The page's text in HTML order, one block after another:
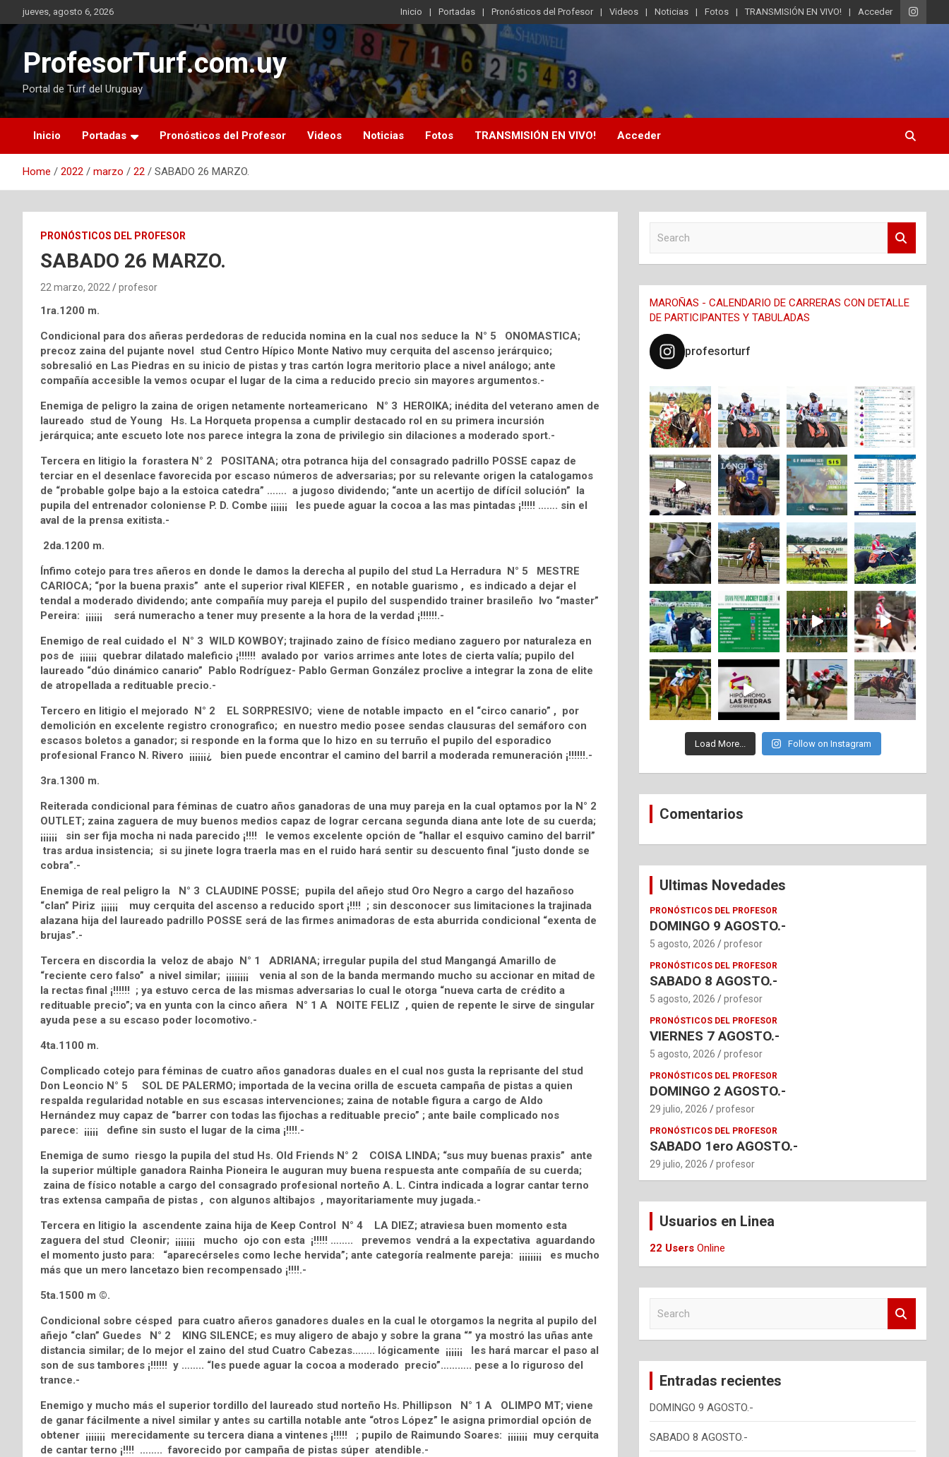
to
content
jueves, agosto 6, 2026 Inicio Portadas Pronósticos del Profesor Videos Noticias Fotos TRANSMISIÓN EN VIVO! Acceder
ProfesorTurf.com.uy
Portal de Turf del Uruguay
Inicio Portadas Pronósticos del Profesor Videos Noticias Fotos TRANSMISIÓN EN VIVO! Acceder
Home 2022 marzo 22 SABADO 26 MARZO.
PRONÓSTICOS DEL PROFESOR
SABADO 26 MARZO.
22 marzo, 2022 profesor
1ra.1200 m.
Condicional para dos añeras perdedoras de reducida nomina en la cual nos seduce la N° 5 ONOMASTICA;
precoz zaina del pujante novel stud Centro Hípico Monte Nativo muy cerquita del ascenso jerárquico;
sobresalió en Las Piedras en su inicio de pistas y tras cartón logra meritorio place a nivel análogo; ante
compañía accesible la vemos ocupar el lugar de la cima a reducido precio sin mayores argumentos.-
Enemiga de peligro la zaina de origen netamente norteamericano N° 3 HEROIKA; inédita del veterano amen de
laureado stud de Young Hs. La Horqueta propensa a cumplir destacado rol en su primera incursión
jerárquica; ante escueto lote nos parece integra la zona de privilegio sin dilaciones a moderado sport.-
Tercera en litigio la forastera N° 2 POSITANA; otra potranca hija del consagrado padrillo POSSE capaz de
terciar en el desenlace favorecida por escaso números de adversarias; por su relevante origen la catalogamos
de “probable golpe bajo a la estoica catedra” ……. a jugoso dividendo; “ante un acertijo de difícil solución” la
pupila del entrenador coloniense P. D. Combe ¡¡¡¡¡¡ les puede aguar la cocoa a las mas pintadas ¡!!!!! ……. sin el
aval de la prensa exitista.-
2da.1200 m.
Ínfimo cotejo para tres añeros en donde le damos la derecha al pupilo del stud La Herradura N° 5 MESTRE
CARIOCA; “por la buena praxis” ante el superior rival KIEFER , en notable guarismo , es indicado a dejar el
tendal a moderado dividendo; ante compañía muy pareja el pupilo del suspendido trainer brasileño Ivo “master”
Pereira: ¡¡¡¡¡¡ será numeracho a tener muy presente a la hora de la verdad ¡!!!!!!.-
Enemigo de real cuidado el N° 3 WILD KOWBOY; trajinado zaino de físico mediano zaguero por naturaleza en
pos de ¡¡¡¡¡¡ quebrar dilatado maleficio ¡!!!!!! avalado por varios arrimes ante lotes de cierta valía; pupilo del
laureado “dúo dinámico canario” Pablo Rodríguez- Pablo German González proclive a integrar la zona de elite
de atropellada a redituable precio.-
Tercero en litigio el mejorado N° 2 EL SORPRESIVO; viene de notable impacto en el “circo canario” , por
demolición en excelente registro cronografico; en nuestro medio posee sendas clausuras del semáforo con
escasos boletos a ganador; si responde en la forma que lo hizo en su terruño el pupilo del esporadico
profesional Franco N. Rivero ¡¡¡¡¡¡¿ bien puede encontrar el camino del barril a moderada remuneración ¡!!!!!!.-
3ra.1300 m.
Reiterada condicional para féminas de cuatro años ganadoras de una muy pareja en la cual optamos por la N° 2
OUTLET; zaina zaguera de muy buenos medios capaz de lograr cercana segunda diana ante lote de su cuerda;
¡¡¡¡¡¡ sin ser fija mocha ni nada parecido ¡!!!! le vemos excelente opción de “hallar el esquivo camino del barril”
tras ardua insistencia; si su jinete logra traerla mas en el ruido hará sentir su descuento final “justo donde se
cobra”.-
Enemiga de real peligro la N° 3 CLAUDINE POSSE; pupila del añejo stud Oro Negro a cargo del hazañoso
“clan” Piriz ¡¡¡¡¡¡ muy cerquita del ascenso a reducido sport ¡!!!! ; sin desconocer sus limitaciones la trajinada
alazana hija del laureado padrillo POSSE será de las firmes animadoras de esta aburrida condicional “exenta de
brujas”.-
Tercera en discordia la veloz de abajo N° 1 ADRIANA; irregular pupila del stud Mangangá Amarillo de
“reciente cero falso” a nivel similar; ¡¡¡¡¡¡¡¡ venia al son de la banda mermando mucho su accionar en mitad de
la rectas final ¡!!!!!! ; ya estuvo cerca de las mismas adversarias lo cual le otorga “nueva carta de crédito a
redituable precio”; va en yunta con la cinco añera N° 1 A NOITE FELIZ , quien de repente le sirve de singular
ayuda pese a su escaso poder locomotivo.-
4ta.1100 m.
Complicado cotejo para féminas de cuatro años ganadoras duales en el cual nos gusta la reprisante del stud
Don Leoncio N° 5 SOL DE PALERMO; importada de la vecina orilla de escueta campaña de pistas a quien
respalda regularidad notable en sus escasas intervenciones; zaina de notable figura a cargo de Aldo
Hernández muy capaz de “barrer con todas las fijochas a redituable precio” ; ante baile complicado nos
parece: ¡¡¡¡¡ define sin susto el lugar de la cima ¡!!!!.-
Enemiga de sumo riesgo la pupila del stud Hs. Old Friends N° 2 COISA LINDA; “sus muy buenas praxis” ante
la superior múltiple ganadora Rainha Pioneira le auguran muy buena respuesta ante compañía de su cuerda;
zaina de físico notable a cargo del consagrado profesional norteño A. L. Cintra indicada a lograr cantar terno
tras extensa campaña de pistas , con algunos altibajos , mayoritariamente muy jugada.-
Tercera en litigio la ascendente zaina hija de Keep Control N° 4 LA DIEZ; atraviesa buen momento esta
zaguera del stud Cleonir; ¡¡¡¡¡¡¡ mucho ojo con esta ¡!!!!! …….. prevemos vendrá a la expectativa aguardando
el momento justo para: “aparecérseles como leche hervida”; ante categoría realmente pareja: ¡¡¡¡¡¡¡¡ es mucho
más que un mero lancetazo bien recompensado ¡!!!!.-
5ta.1500 m ©.
Condicional sobre césped para cuatro añeros ganadores duales en la cual le otorgamos la negrita al pupilo del
añejo “clan” Guedes N° 2 KING SILENCE; es muy aligero de abajo y sobre la grana “” ya mostró las uñas ante
distancia similar; de lo mejor el zaino del stud Cuatro Cabezas…….. lógicamente ¡¡¡¡¡¡ les hará marcar el paso al
son de sus tambores ¡!!!!!! y …….. “les puede aguar la cocoa a moderado precio”……….. pese a lo riguroso del
trance.-
Enemigo y mucho más el superior tordillo del laureado stud norteño Hs. Phillipson N° 1 A OLIMPO MT; viene
de ganar fácilmente a nivel similar y antes su cartilla notable ante “otros López” le asigna primordial opción de
obtener ¡¡¡¡¡¡¡ merecidamente su tercera diana a vintenes ¡!!!!! ; pupilo de Raimundo Soares: ¡¡¡¡¡¡¡ muy cerquita
de cantar terno ¡!!!! …….. favorecido por campaña de pistas súper atendible.-
c
h
MAROÑAS - CALENDARIO DE CARRERAS CON DETALLE
DE PARTICIPANTES Y TABULADAS
profesorturf
Load More... Follow on Instagram
Comentarios
Ultimas Novedades
PRONÓSTICOS DEL PROFESOR
DOMINGO 9 AGOSTO.-
5 agosto, 2026 profesor
PRONÓSTICOS DEL PROFESOR
SABADO 8 AGOSTO.-
5 agosto, 2026 profesor
PRONÓSTICOS DEL PROFESOR
VIERNES 7 AGOSTO.-
5 agosto, 2026 profesor
PRONÓSTICOS DEL PROFESOR
DOMINGO 2 AGOSTO.-
29 julio, 2026 profesor
PRONÓSTICOS DEL PROFESOR
SABADO 1ero AGOSTO.-
29 julio, 2026 profesor
Usuarios en Linea
22 Users Online
c
Entradas recientes
DOMINGO 9 AGOSTO.-
SABADO 8 AGOSTO.-